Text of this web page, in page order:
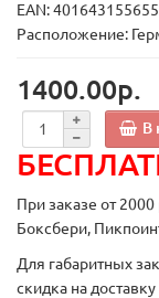
EAN:
Расположение:
1400.00р.
В
При заказе от
Боксбери,
Для габаритных
скидка на